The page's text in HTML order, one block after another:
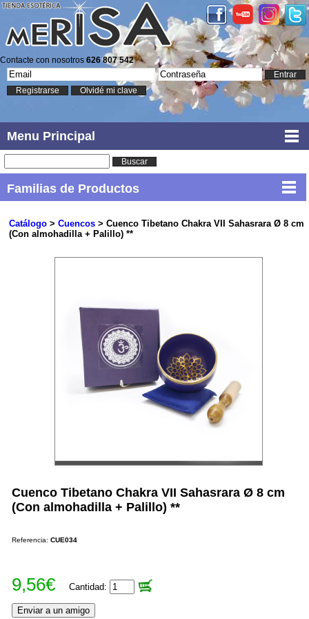
Contacte con nosotros 626 807 542
Entrar
Registrarse
Olvidé mi clave
Menu Principal
Buscar
Familias de Productos
Catálogo> Cuencos> Cuenco Tibetano Chakra VII Sahasrara Ø 8 cm
(Con almohadilla + Palillo) **
Cuenco Tibetano Chakra VII Sahasrara Ø 8 cm
(Con almohadilla + Palillo) **
Referencia:CUE034
9,56€ Cantidad: